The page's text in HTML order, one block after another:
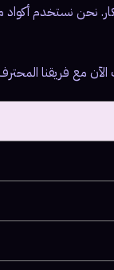
نحن نستخدم أكواد
مع فريقنا